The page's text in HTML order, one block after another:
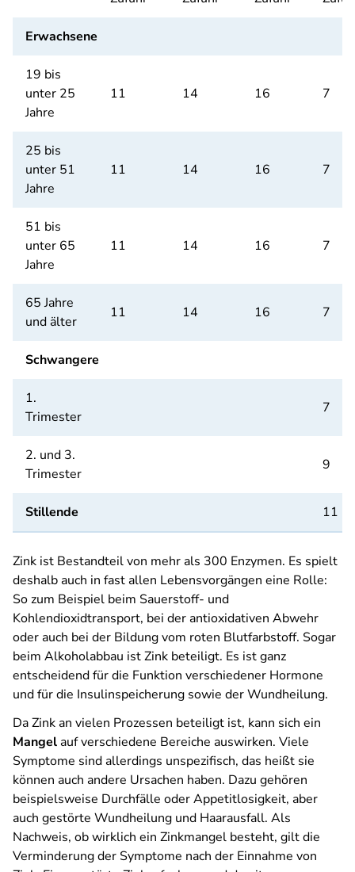
Erwachsene
19 bis
unter 25
Jahre
11 14 16 7
25 bis
unter 51
Jahre
11 14 16 7
51 bis
unter 65
Jahre
11 14 16 7
65 Jahre
und älter
11 14 16 7
Schwangere
1.
Trimester
7
2. und 3.
Trimester
9
Stillende 11
Zink ist Bestandteil von mehr als 300 Enzymen. Es spielt
deshalb auch in fast allen Lebensvorgängen eine Rolle:
So zum Beispiel beim Sauerstoff- und
Kohlendioxidtransport, bei der antioxidativen Abwehr
oder auch bei der Bildung vom roten Blutfarbstoff. Sogar
beim Alkoholabbau ist Zink beteiligt. Es ist ganz
entscheidend für die Funktion verschiedener Hormone
und für die Insulinspeicherung sowie der Wundheilung.
Da Zink an vielen Prozessen beteiligt ist, kann sich ein
Mangelauf verschiedene Bereiche auswirken. Viele
Symptome sind allerdings unspezifisch, das heißt sie
können auch andere Ursachen haben. Dazu gehören
beispielsweise Durchfälle oder Appetitlosigkeit, aber
auch gestörte Wundheilung und Haarausfall. Als
Nachweis, ob wirklich ein Zinkmangel besteht, gilt die
Verminderung der Symptome nach der Einnahme von